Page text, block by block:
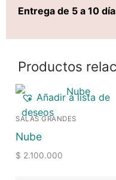
Entrega de 5 a 10
Productos
Añadir a lista de
deseos
SALAS GRANDES
Nube
$ 2.100.000